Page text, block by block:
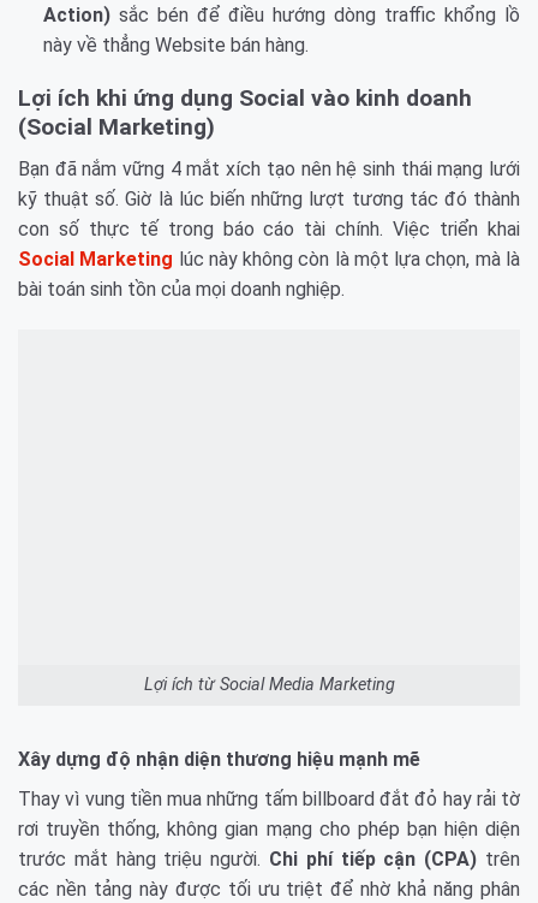
Action)sắc bén để điều hướng dòng traffic khổng lồ
này về thẳng Website bán hàng.
Lợi ích khi ứng dụng Social vào kinh doanh
(Social Marketing)
Bạn đã nắm vững 4 mắt xích tạo nên hệ sinh thái mạng lưới
kỹ thuật số. Giờ là lúc biến những lượt tương tác đó thành
con số thực tế trong báo cáo tài chính. Việc triển khai
Social Marketing lúc này không còn là một lựa chọn, mà là
bài toán sinh tồn của mọi doanh nghiệp.
Lợi ích từ Social Media Marketing
Xây dựng độ nhận diện thương hiệu mạnh mẽ
Thay vì vung tiền mua những tấm billboard đắt đỏ hay rải tờ
rơi truyền thống, không gian mạng cho phép bạn hiện diện
trước mắt hàng triệu người. Chi phí tiếp cận (CPA) trên
các nền tảng này được tối ưu triệt để nhờ khả năng phân